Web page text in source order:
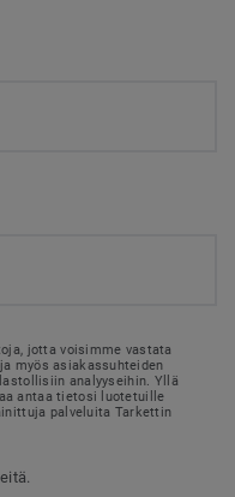
jotta voisimme vastata
myös asiakassuhteiden
analyyseihin. Yllä
antaa tietosi luotetuille
palveluita Tarkettin